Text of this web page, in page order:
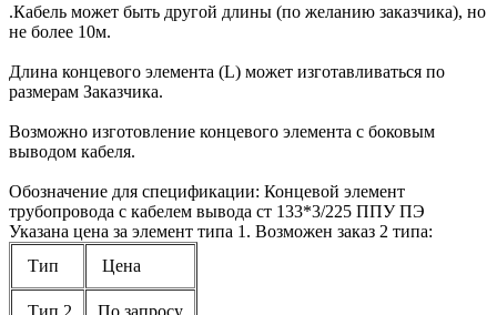
.Кабель может быть другой длины (по желанию заказчика), но
не более 10м.
Длина концевого элемента (L) может изготавливаться по
размерам Заказчика.
Возможно изготовление концевого элемента с боковым
выводом кабеля.
Обозначение для спецификации: Концевой элемент
трубопровода с кабелем вывода ст 133*3/225 ППУ ПЭ
Указана цена за элемент типа 1. Возможен заказ 2 типа:
Тип
Цена
Тип 2 По запросу